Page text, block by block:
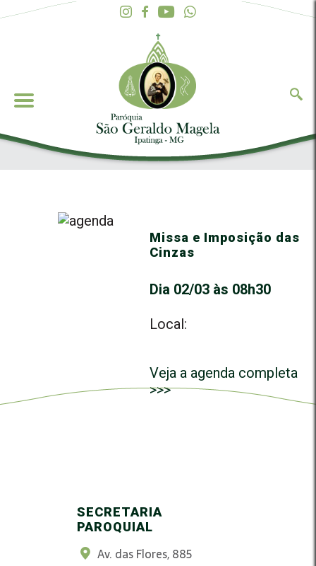
Missa e Imposição das
Cinzas
Dia 02/03 às 08h30
Local:
Veja a agenda completa
>>>
SECRETARIA
PAROQUIAL
Av. das Flores, 885